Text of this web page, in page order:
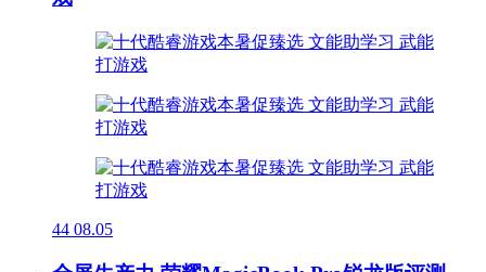
44 08.05